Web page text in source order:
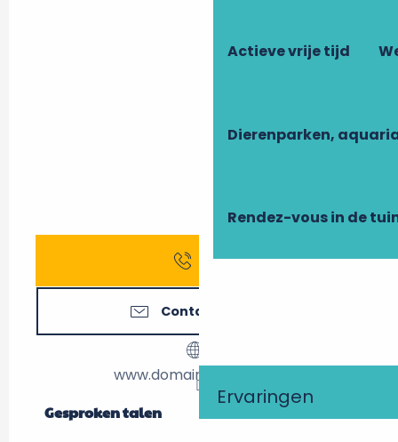
Actieve vrije tijd
Dierenparken,
Rendez-vous in de
Ervaringen
Bel
Contacteer ons
www.domainedacosta.fr
Gesproken talen
Gesproken talen